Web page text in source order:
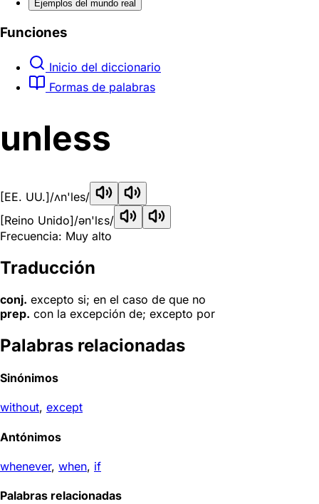
Ejemplos del mundo real
Funciones
Inicio del diccionario
Formas de palabras
unless
[EE. UU.]/ʌn'les/
[Reino Unido]/ən'lɛs/
Frecuencia: Muy alto
Traducción
conj. excepto si; en el caso de que no
prep. con la excepción de; excepto por
Palabras relacionadas
Sinónimos
without, except
Antónimos
whenever, when, if
Palabras relacionadas